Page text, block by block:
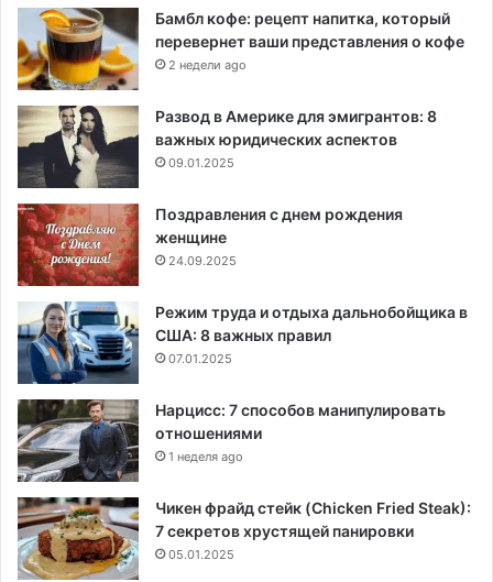
Бамбл кофе: рецепт напитка, который
перевернет ваши представления о кофе
2 недели ago
Развод в Америке для эмигрантов: 8
важных юридических аспектов
09.01.2025
Поздравления с днем рождения
женщине
24.09.2025
Режим труда и отдыха дальнобойщика в
США: 8 важных правил
07.01.2025
Нарцисс: 7 способов манипулировать
отношениями
1 неделя ago
Чикен фрайд стейк (Chicken Fried Steak):
7 секретов хрустящей панировки
05.01.2025